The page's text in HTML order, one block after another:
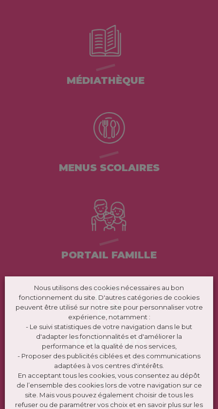
MÉDIATHÈQUE
MENUS SCOLAIRES
PORTAIL FAMILLE
TRANSPORTS
Nous utilisons des cookies nécessaires au bon
fonctionnement du site. D'autres catégories de cookies
peuvent être utilisé sur notre site pour personnaliser votre
expérience, notamment :
- Le suivi statistiques de votre navigation dans le but
d'adapter les fonctionnalités et d'améliorer la
performance et la qualité de nos services,
- Proposer des publicités ciblées et des communications
adaptées à vos centres d'intérêts.
En acceptant tous les cookies, vous consentez au dépôt
de l’ensemble des cookies lors de votre navigation sur ce
site. Mais vous pouvez également choisir de tous les
refuser ou de paramétrer vos choix et en savoir plus sur les